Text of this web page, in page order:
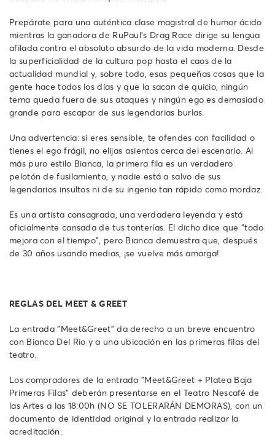
Prepárate para una auténtica clase magistral de humor ácido
mientras la ganadora de RuPaul's Drag Race dirige su lengua
afilada contra el absoluto absurdo de la vida moderna. Desde
la superficialidad de la cultura pop hasta el caos de la
actualidad mundial y, sobre todo, esas pequeñas cosas que la
gente hace todos los días y que la sacan de quicio, ningún
tema queda fuera de sus ataques y ningún ego es demasiado
grande para escapar de sus legendarias burlas.
Una advertencia: si eres sensible, te ofendes con facilidad o
tienes el ego frágil, no elijas asientos cerca del escenario. Al
más puro estilo Bianca, la primera fila es un verdadero
pelotón de fusilamiento, y nadie está a salvo de sus
legendarios insultos ni de su ingenio tan rápido como mordaz.
Es una artista consagrada, una verdadera leyenda y está
oficialmente cansada de tus tonterías. El dicho dice que "todo
mejora con el tiempo", pero Bianca demuestra que, después
de 30 años usando medias, ¡se vuelve más amarga!
REGLAS DEL MEET & GREET
La entrada "Meet&Greet" da derecho a un breve encuentro
con Bianca Del Rio y a una ubicación en las primeras filas del
teatro.
Los compradores de la entrada "Meet&Greet + Platea Baja
Primeras Filas" deberán presentarse en el Teatro Nescafé de
las Artes a las 18:00h (NO SE TOLERARÁN DEMORAS), con un
documento de identidad original y la entrada realizar la
acreditación.